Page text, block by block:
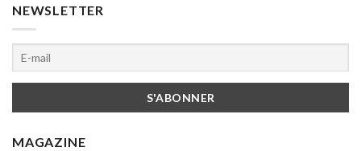
NEWSLETTER
MAGAZINE